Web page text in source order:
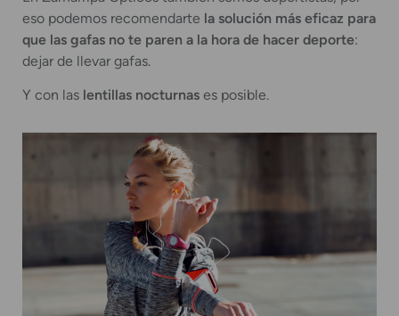
eso podemos recomendarte la solución más eficaz para
que las gafas no te paren a la hora de hacer deporte:
dejar de llevar gafas.
Y con las lentillas nocturnas es posible.